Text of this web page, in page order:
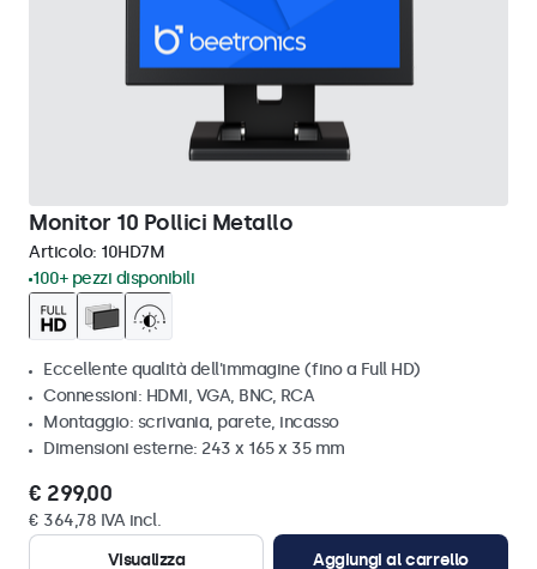
Monitor 10 Pollici Metallo
Articolo: 10HD7M
100+ pezzi disponibili
Eccellente qualità dell'immagine (fino a Full HD)
Connessioni: HDMI, VGA, BNC, RCA
Montaggio: scrivania, parete, incasso
Dimensioni esterne: 243 x 165 x 35 mm
€ 299,00
€ 364,78 IVA incl.
Visualizza
Aggiungi al carrello